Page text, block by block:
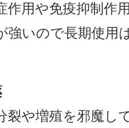
作用や免疫抑制作
強いので長期使用
裂や増殖を邪魔し